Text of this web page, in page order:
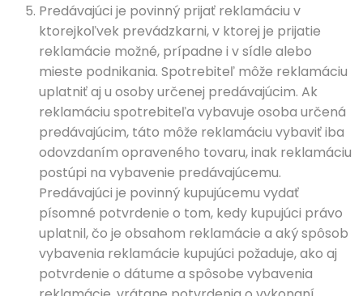
Predávajúci je povinný prijať reklamáciu v
ktorejkoľvek prevádzkarni, v ktorej je prijatie
reklamácie možné, prípadne i v sídle alebo
mieste podnikania. Spotrebiteľ môže reklamáciu
uplatniť aj u osoby určenej predávajúcim. Ak
reklamáciu spotrebiteľa vybavuje osoba určená
predávajúcim, táto môže reklamáciu vybaviť iba
odovzdaním opraveného tovaru, inak reklamáciu
postúpi na vybavenie predávajúcemu.
Predávajúci je povinný kupujúcemu vydať
písomné potvrdenie o tom, kedy kupujúci právo
uplatnil, čo je obsahom reklamácie a aký spôsob
vybavenia reklamácie kupujúci požaduje, ako aj
potvrdenie o dátume a spôsobe vybavenia